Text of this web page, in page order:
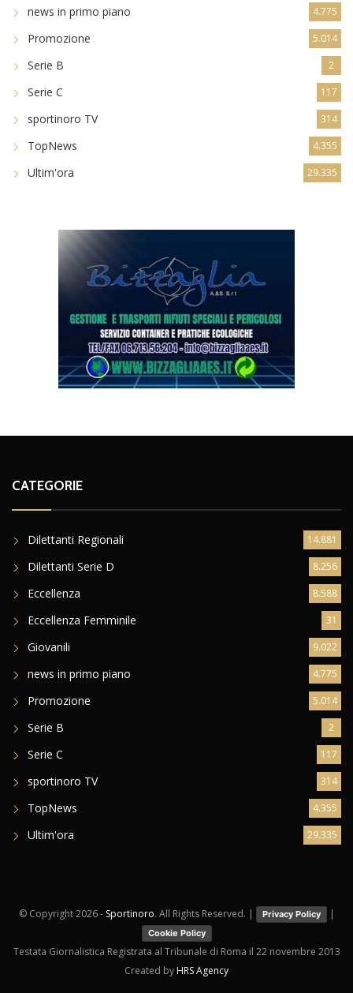
news in primo piano 4.775
Promozione 5.014
Serie B 2
Serie C 117
sportinoro TV 314
TopNews 4.355
Ultim'ora 29.335
CATEGORIE
Dilettanti Regionali 14.881
Dilettanti Serie D 8.256
Eccellenza 8.588
Eccellenza Femminile 31
Giovanili 9.022
news in primo piano 4.775
Promozione 5.014
Serie B 2
Serie C 117
sportinoro TV 314
TopNews 4.355
Ultim'ora 29.335
© Copyright2026 - Sportinoro. All Rights Reserved. | Privacy Policy |
Cookie Policy
Testata Giornalistica Registrata al Tribunale di Roma il 22 novembre 2013
Created by HRS Agency